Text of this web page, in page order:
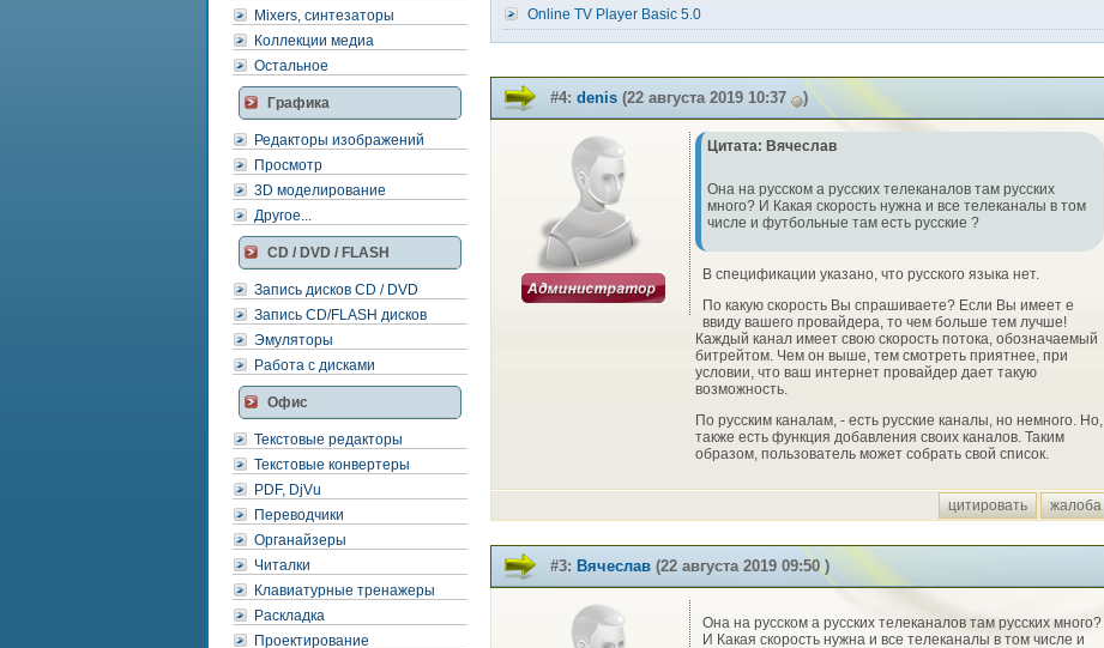
Mixers, синтезаторы
Коллекции медиа
Остальное
Графика
Редакторы изображений
Просмотр
3D моделирование
Другое...
CD / DVD / FLASH
Запись дисков CD / DVD
Запись CD/FLASH дисков
Эмуляторы
Работа с дисками
Офис
Текстовые редакторы
Текстовые конвертеры
PDF, DjVu
Переводчики
Органайзеры
Читалки
Клавиатурные тренажеры
Раскладка
Проектирование
Online TV Player Basic 5.0
#4: denis (22 августа 2019 10:37 )
Цитата: Вячеслав
Она на русском а русских телеканалов там русских
много? И Какая скорость нужна и все телеканалы в том
числе и футбольные там есть русские ?
В спецификации указано, что русского языка нет.
По какую скорость Вы спрашиваете? Если Вы имеет е
ввиду вашего провайдера, то чем больше тем лучше!
Каждый канал имеет свою скорость потока, обозначаемый
битрейтом. Чем он выше, тем смотреть приятнее, при
условии, что ваш интернет провайдер дает такую
возможность.
По русским каналам, - есть русские каналы, но немного. Но,
также есть функция добавления своих каналов. Таким
образом, пользователь может собрать свой список.
цитировать жалоба
#3: Вячеслав (22 августа 2019 09:50 )
Она на русском а русских телеканалов там русских много?
И Какая скорость нужна и все телеканалы в том числе и